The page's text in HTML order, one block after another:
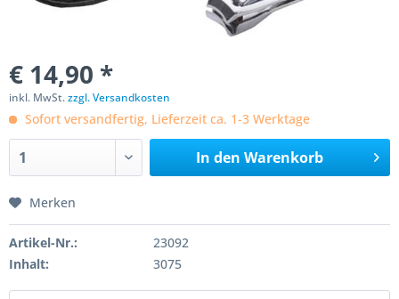
€ 14,90 *
inkl. MwSt.zzgl. Versandkosten
Sofort versandfertig, Lieferzeit ca. 1-3 Werktage
In den Warenkorb
Merken
Artikel-Nr.:
23092
Inhalt:
3075